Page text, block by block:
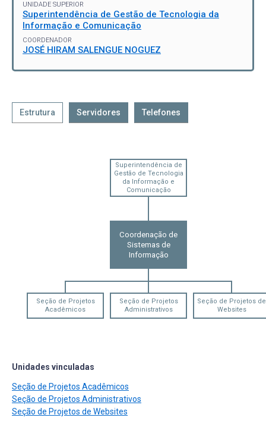
UNIDADE SUPERIOR
Superintendência de Gestão de Tecnologia da
Informação e Comunicação
COORDENADOR
JOSÉ HIRAM SALENGUE NOGUEZ
Estrutura Servidores Telefones
Superintendência de
Gestão de Tecnologia
da Informação e
Comunicação
Coordenação de
Sistemas de
Informação
Seção de Projetos
Acadêmicos
Seção de Projetos
Administrativos
Seção de Projetos de
Websites
Unidades vinculadas
Seção de Projetos Acadêmicos
Seção de Projetos Administrativos
Seção de Projetos de Websites